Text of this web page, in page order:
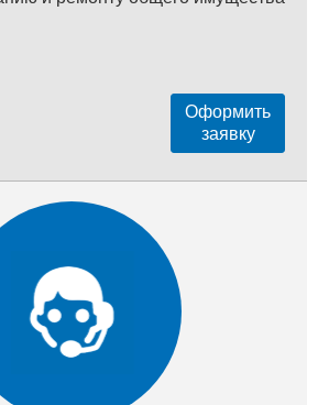
Оформить
заявку